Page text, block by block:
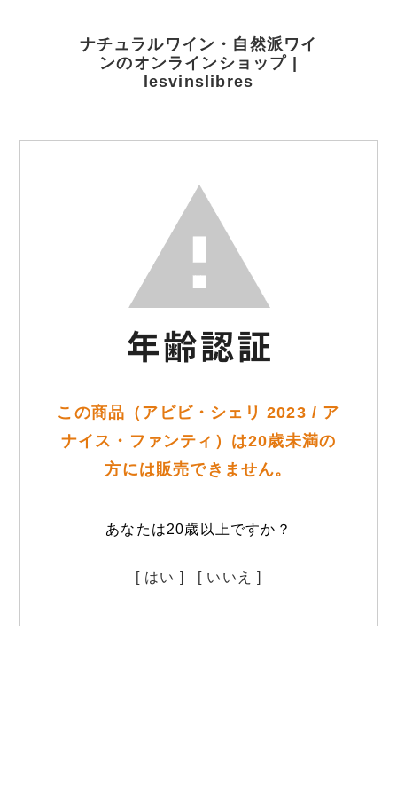
ナチュラルワイン・自然派ワイ
ンのオンラインショップ |
lesvinslibres
この商品（アビビ・シェリ 2023 / ア
ナイス・ファンティ）は20歳未満の
方には販売できません。
あなたは20歳以上ですか？
[ はい ] [ いいえ ]